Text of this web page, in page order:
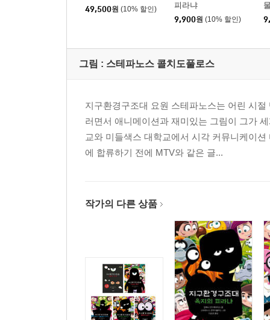
49,500원 (10% 할인)
피라냐
9,900원 (10% 할인)
그림 : 스테파노스 콜치도풀로스
지구환경구조대 요원 스테파노스는 어린 시
러면서 애니메이션과 재미있는 그림이 그가
교와 미들색스 대학교에서 시각 커뮤니케이
에 합류하기 전에 MTV와 같은 글...
작가의 다른 상품